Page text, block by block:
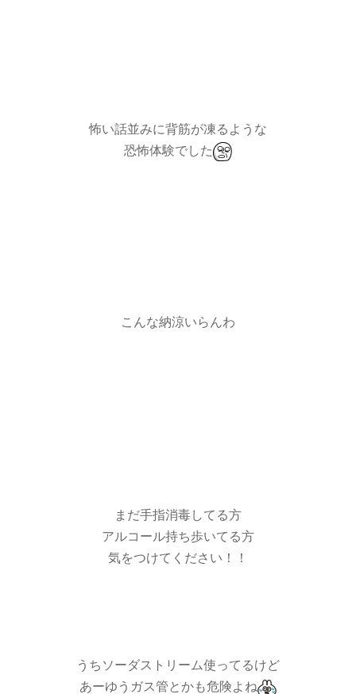
怖い話並みに背筋が凍るような
恐怖体験でした
こんな納涼いらんわ
まだ手指消毒してる方
アルコール持ち歩いてる方
気をつけてください！！
うちソーダストリーム使ってるけど
あーゆうガス管とかも危険よね